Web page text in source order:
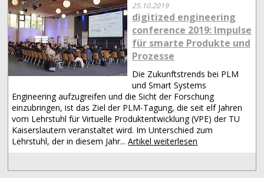
25.10.2019
digitized engineering
conference 2019: Impulse
für smarte Produkte und
Prozesse
Die Zukunftstrends bei PLM
und Smart Systems
Engineering aufzugreifen und die Sicht der Forschung
einzubringen, ist das Ziel der PLM-Tagung, die seit elf Jahren
vom Lehrstuhl für Virtuelle Produktentwicklung (VPE) der TU
Kaiserslautern veranstaltet wird. Im Unterschied zum
Lehrstuhl, der in diesem Jahr...Artikel weiterlesen